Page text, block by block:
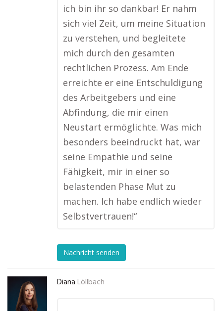
ich bin ihr so dankbar! Er nahm
sich viel Zeit, um meine Situation
zu verstehen, und begleitete
mich durch den gesamten
rechtlichen Prozess. Am Ende
erreichte er eine Entschuldigung
des Arbeitgebers und eine
Abfindung, die mir einen
Neustart ermöglichte. Was mich
besonders beeindruckt hat, war
seine Empathie und seine
Fähigkeit, mir in einer so
belastenden Phase Mut zu
machen. Ich habe endlich wieder
Selbstvertrauen!“
Nachricht senden
Diana Löllbach